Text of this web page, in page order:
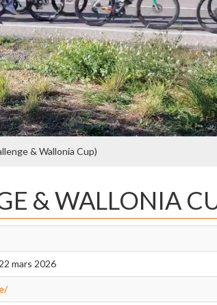
& Wallonia Cup)
& WALLONIA
mars 2026